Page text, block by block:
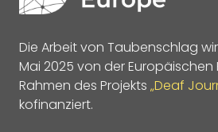
Die Arbeit von Taubenschlag
Mai 2025 von der Europäischen
Rahmen des Projekts „Deaf
kofinanziert.